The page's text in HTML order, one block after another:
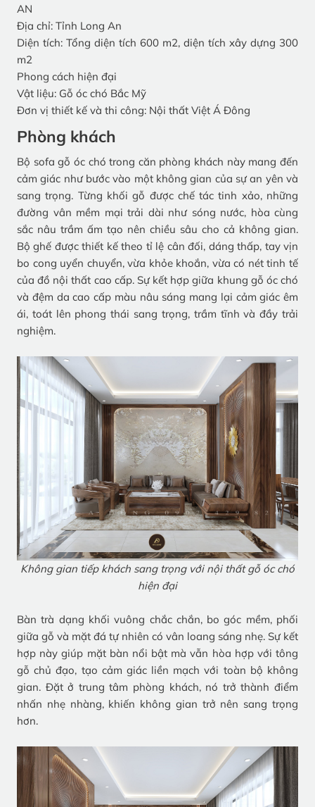
AN
Địa chỉ: Tỉnh Long An
Diện tích: Tổng diện tích 600 m2, diện tích xây dựng 300
m2
Phong cách hiện đại
Vật liệu: Gỗ óc chó Bắc Mỹ
Đơn vị thiết kế và thi công: Nội thất Việt Á Đông
Phòng khách
Bộ sofa gỗ óc chó trong căn phòng khách này mang đến
cảm giác như bước vào một không gian của sự an yên và
sang trọng. Từng khối gỗ được chế tác tinh xảo, những
đường vân mềm mại trải dài như sóng nước, hòa cùng
sắc nâu trầm ấm tạo nên chiều sâu cho cả không gian.
Bộ ghế được thiết kế theo tỉ lệ cân đối, dáng thấp, tay vịn
bo cong uyển chuyển, vừa khỏe khoắn, vừa có nét tinh tế
của đồ nội thất cao cấp. Sự kết hợp giữa khung gỗ óc chó
và đệm da cao cấp màu nâu sáng mang lại cảm giác êm
ái, toát lên phong thái sang trọng, trầm tĩnh và đầy trải
nghiệm.
Không gian tiếp khách sang trọng với nội thất gỗ óc chó
hiện đại
Bàn trà dạng khối vuông chắc chắn, bo góc mềm, phối
giữa gỗ và mặt đá tự nhiên có vân loang sáng nhẹ. Sự kết
hợp này giúp mặt bàn nổi bật mà vẫn hòa hợp với tông
gỗ chủ đạo, tạo cảm giác liền mạch với toàn bộ không
gian. Đặt ở trung tâm phòng khách, nó trở thành điểm
nhấn nhẹ nhàng, khiến không gian trở nên sang trọng
hơn.